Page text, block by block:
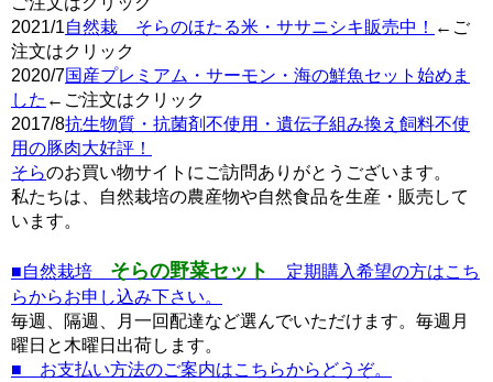
2021/1自然栽 そらのほたる米・ササニシキ販売中！ ←ご
注文はクリック
2020/7国産プレミアム・サーモン・海の鮮魚セット始めま
した ←ご注文はクリック
2017/8抗生物質・抗菌剤不使用・遺伝子組み換え飼料不使
用の豚肉大好評！
そらのお買い物サイトにご訪問ありがとうございます。
私たちは、自然栽培の農産物や自然食品を生産・販売して
います。
■自然栽培 そらの野菜セット
定期購入希望の方はこち
らからお申し込み下さい。
毎週、隔週、月一回配達など選んでいただけます。毎週月
曜日と木曜日出荷します。
■ お支払い方法のご案内はこちらからどうぞ。